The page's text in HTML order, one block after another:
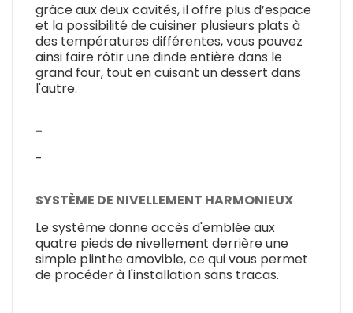
grâce aux deux cavités, il offre plus d’espace
et la possibilité de cuisiner plusieurs plats à
des températures différentes, vous pouvez
ainsi faire rôtir une dinde entière dans le
grand four, tout en cuisant un dessert dans
l'autre.
-
-
SYSTÈME DE NIVELLEMENT HARMONIEUX
Le système donne accès d'emblée aux
quatre pieds de nivellement derrière une
simple plinthe amovible, ce qui vous permet
de procéder à l'installation sans tracas.